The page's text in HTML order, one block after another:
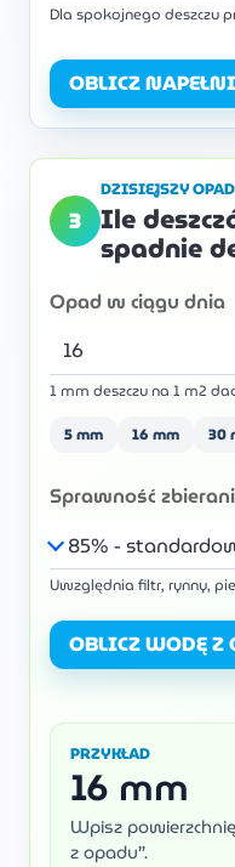
Dla spokojnego deszczu
OBLICZ
3
DZISIEJSZY OPAD
Ile
spadnie
Opad w ciągu dnia
1 mm deszczu na 1 m2
5 mm
16 mm 30
Sprawność
Uwzględnia filtr, rynny,
OBLICZ WODĘ Z
PRZYKŁAD
16 mm
Wpisz
z opadu”.